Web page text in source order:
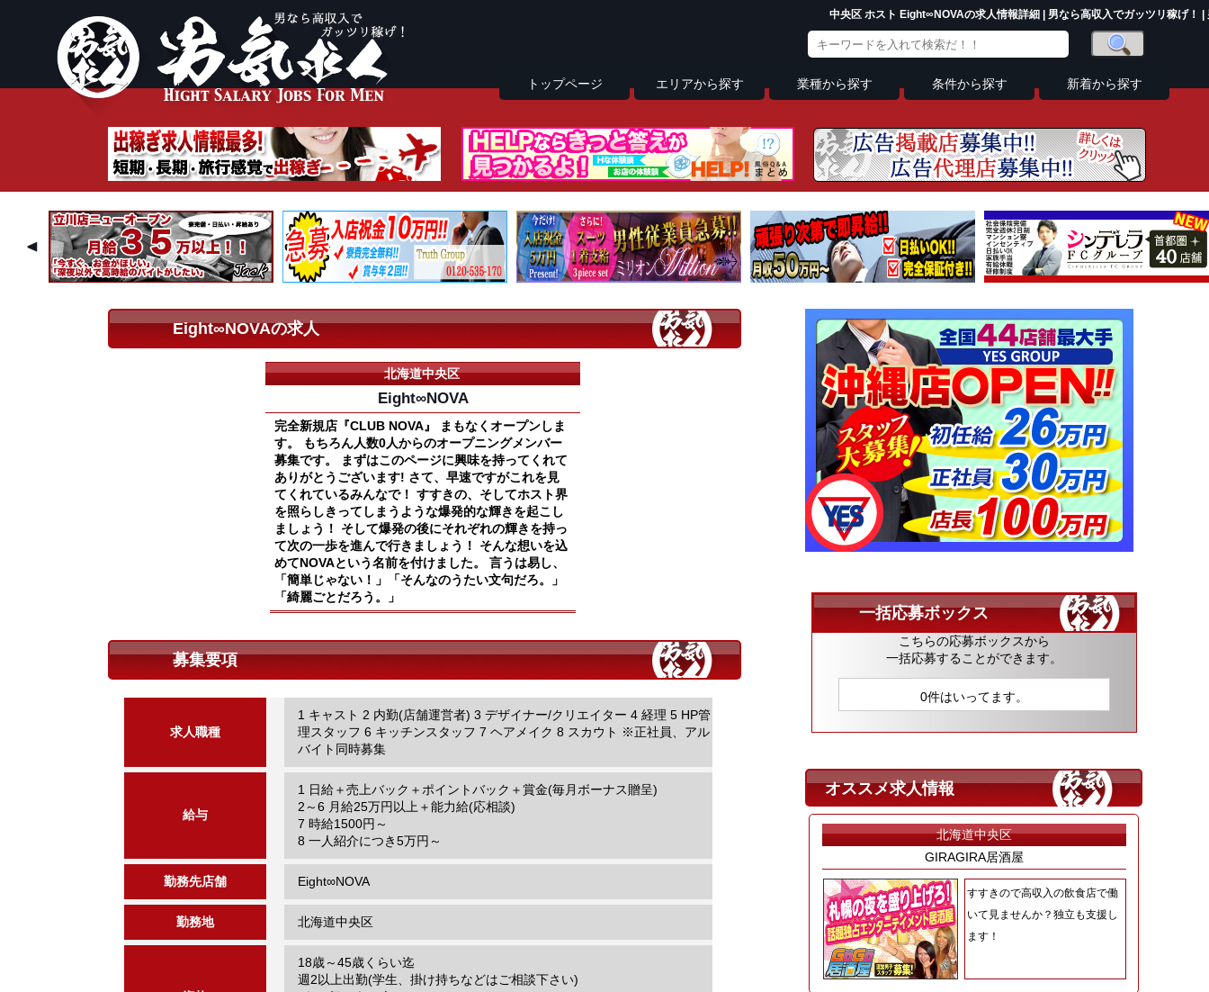
中央区 ホスト Eight∞NOVAの求人情報詳細 | 男なら高収入でガッツリ稼げ！ |
トップページ エリアから探す 業種から探す 条件から探す 新着から探す
一括応募ボックス
こちらの応募ボックスから
一括応募することができます。
0件はいってます。
オススメ求人情報
北海道中央区
GIRAGIRA居酒屋
すすきので高収入の飲食店で働
いて見ませんか？独立も支援し
ます！
Eight∞NOVAの求人
北海道中央区
Eight∞NOVA
完全新規店『CLUB NOVA』 まもなくオープンしま
す。 もちろん人数0人からのオープニングメンバー
募集です。 まずはこのページに興味を持ってくれて
ありがとうございます! さて、早速ですがこれを見
てくれているみんなで！ すすきの、そしてホスト界
を照らしきってしまうような爆発的な輝きを起こし
ましょう！ そして爆発の後にそれぞれの輝きを持っ
て次の一歩を進んで行きましょう！ そんな想いを込
めてNOVAという名前を付けました。 言うは易し、
「簡単じゃない！」「そんなのうたい文句だろ。」
「綺麗ごとだろう。」
募集要項
求人職種
1 キャスト 2 内勤(店舗運営者) 3 デザイナー/クリエイター 4 経理 5 HP管
理スタッフ 6 キッチンスタッフ 7 ヘアメイク 8 スカウト ※正社員、アル
バイト同時募集
給与
1 日給＋売上バック＋ポイントバック＋賞金(毎月ボーナス贈呈)
2～6 月給25万円以上＋能力給(応相談)
7 時給1500円～
8 一人紹介につき5万円～
勤務先店舗 Eight∞NOVA
勤務地 北海道中央区
18歳～45歳くらい迄
週2以上出勤(学生、掛け持ちなどはご相談下さい)